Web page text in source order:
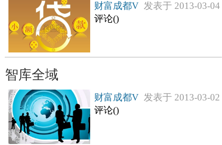
财富成都V 发表于 2013-03-04
评论()
智库全域
财富成都V 发表于 2013-03-02
评论()